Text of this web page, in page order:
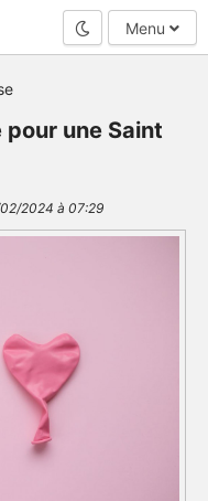
Mode nuit
Menu
pour une Saint
2024 à 07:29